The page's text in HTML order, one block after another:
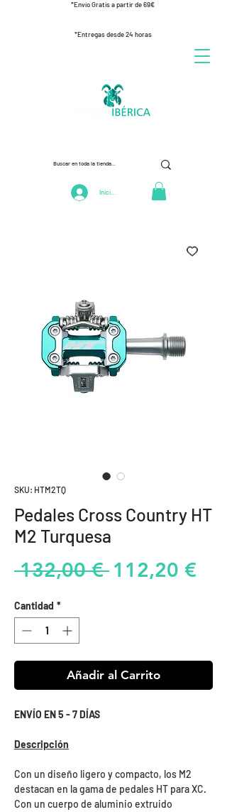
*Envío Gratis a partir de 69€
*Entregas desde 24 horas
Iniciar Sesión
SKU: HTM2TQ
Pedales Cross Country HT
M2 Turquesa
132,00 € Precio
112,20 €
Cantidad *
Añadir al Carrito
ENVÍO EN 5 - 7 DÍAS
Descripción
Con un diseño ligero y compacto, los M2
destacan en la gama de pedales HT para XC.
Con un cuerpo de aluminio extruido